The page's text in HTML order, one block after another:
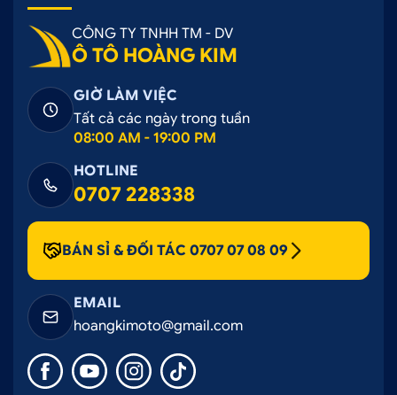
CÔNG TY TNHH TM - DV
Ô TÔ HOÀNG KIM
GIỜ LÀM VIỆC
Tất cả các ngày trong tuần
08:00 AM - 19:00 PM
HOTLINE
0707 228338
BÁN SỈ & ĐỐI TÁC 0707 07 08 09
EMAIL
hoangkimoto@gmail.com